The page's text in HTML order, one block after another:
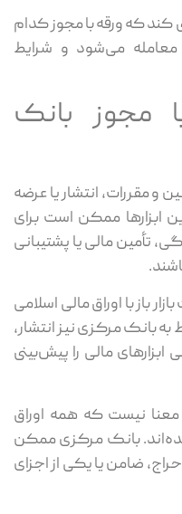
کند که ورقه با مجوز کدام
معامله می‌شود و شرایط
مجوز بانک
و مقررات، انتشار یا عرضه
ابزارها ممکن است برای
تأمین مالی یا پشتیبانی
باز با اوراق مالی اسلامی
بانک مرکزی نیز انتشار،
مالی را پیش‌بینی
نیست که همه اوراق
بانک مرکزی ممکن
ضامن یا یکی از اجزای